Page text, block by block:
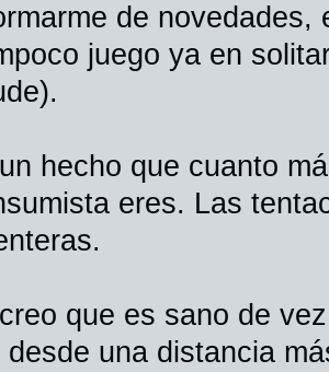
de novedades,
juego ya en
hecho que cuanto
eres. Las
que es sano de
desde una distancia